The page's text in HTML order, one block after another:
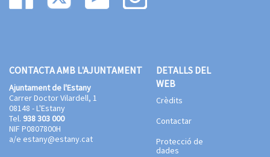
CONTACTA AMB L'AJUNTAMENT
Ajuntament de l'Estany
Carrer Doctor Vilardell, 1
08148 - L'Estany
Tel. 938 303 000
NIF P0807800H
a/e estany@estany.cat
DETALLS DEL
WEB
Crèdits
Contactar
Protecció de
dades